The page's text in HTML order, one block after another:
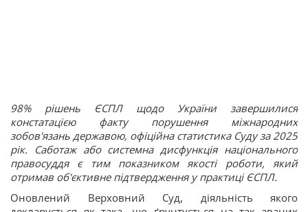
98% рішень ЄСПЛ щодо України завершилися
констатацією факту порушення міжнародних
зобов'язань державою, офіційна статистика Суду за 2025
рік. Саботаж або системна дисфункція національного
правосуддя є тим показником якості роботи, який
отримав об'єктивне підтвердження у практиці ЄСПЛ.
Оновлений Верховний Суд, діяльність якого